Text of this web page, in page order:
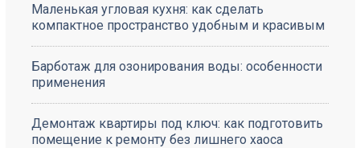
Маленькая угловая кухня: как сделать
компактное пространство удобным и красивым
Барботаж для озонирования воды: особенности
применения
Демонтаж квартиры под ключ: как подготовить
помещение к ремонту без лишнего хаоса